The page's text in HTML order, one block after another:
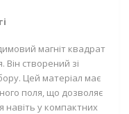
магніт квадрат
Він створений зі
Цей матеріал має
поля, що дозволяє
навіть у компактних